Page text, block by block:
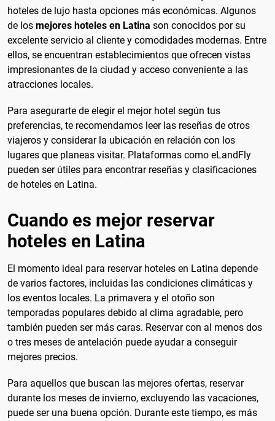
hoteles de lujo hasta opciones más económicas. Algunos
de los mejores hoteles en Latina son conocidos por su
excelente servicio al cliente y comodidades modernas. Entre
ellos, se encuentran establecimientos que ofrecen vistas
impresionantes de la ciudad y acceso conveniente a las
atracciones locales.
Para asegurarte de elegir el mejor hotel según tus
preferencias, te recomendamos leer las reseñas de otros
viajeros y considerar la ubicación en relación con los
lugares que planeas visitar. Plataformas como eLandFly
pueden ser útiles para encontrar reseñas y clasificaciones
de hoteles en Latina.
Cuando es mejor reservar
hoteles en Latina
El momento ideal para reservar hoteles en Latina depende
de varios factores, incluidas las condiciones climáticas y
los eventos locales. La primavera y el otoño son
temporadas populares debido al clima agradable, pero
también pueden ser más caras. Reservar con al menos dos
o tres meses de antelación puede ayudar a conseguir
mejores precios.
Para aquellos que buscan las mejores ofertas, reservar
durante los meses de invierno, excluyendo las vacaciones,
puede ser una buena opción. Durante este tiempo, es más